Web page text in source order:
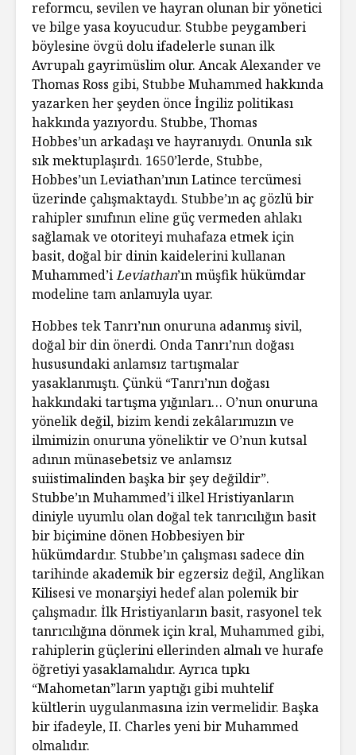
reformcu, sevilen ve hayran olunan bir yönetici
ve bilge yasa koyucudur. Stubbe peygamberi
böylesine övgü dolu ifadelerle sunan ilk
Avrupalı gayrimüslim olur. Ancak Alexander ve
Thomas Ross gibi, Stubbe Muhammed hakkında
yazarken her şeyden önce İngiliz politikası
hakkında yazıyordu. Stubbe, Thomas
Hobbes’un arkadaşı ve hayranıydı. Onunla sık
sık mektuplaşırdı. 1650’lerde, Stubbe,
Hobbes’un Leviathan’ının Latince tercümesi
üzerinde çalışmaktaydı. Stubbe’ın aç gözlü bir
rahipler sınıfının eline güç vermeden ahlakı
sağlamak ve otoriteyi muhafaza etmek için
basit, doğal bir dinin kaidelerini kullanan
Muhammed’iLeviathan’ın müşfik hükümdar
modeline tam anlamıyla uyar.
Hobbes tek Tanrı’nın onuruna adanmış sivil,
doğal bir din önerdi. Onda Tanrı’nın doğası
hususundaki anlamsız tartışmalar
yasaklanmıştı. Çünkü “Tanrı’nın doğası
hakkındaki tartışma yığınları… O’nun onuruna
yönelik değil, bizim kendi zekâlarımızın ve
ilmimizin onuruna yöneliktir ve O’nun kutsal
adının münasebetsiz ve anlamsız
suiistimalinden başka bir şey değildir”.
Stubbe’ın Muhammed’i ilkel Hristiyanların
diniyle uyumlu olan doğal tek tanrıcılığın basit
bir biçimine dönen Hobbesiyen bir
hükümdardır. Stubbe’ın çalışması sadece din
tarihinde akademik bir egzersiz değil, Anglikan
Kilisesi ve monarşiyi hedef alan polemik bir
çalışmadır. İlk Hristiyanların basit, rasyonel tek
tanrıcılığına dönmek için kral, Muhammed gibi,
rahiplerin güçlerini ellerinden almalı ve hurafe
öğretiyi yasaklamalıdır. Ayrıca tıpkı
“Mahometan”ların yaptığı gibi muhtelif
kültlerin uygulanmasına izin vermelidir. Başka
bir ifadeyle, II. Charles yeni bir Muhammed
olmalıdır.